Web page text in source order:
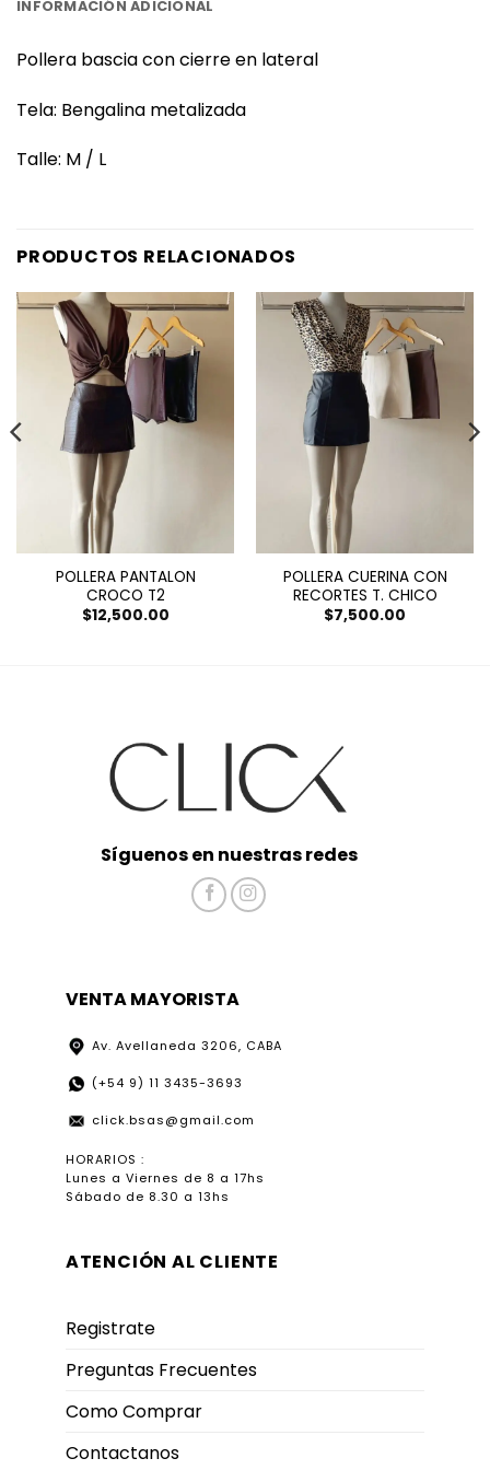
INFORMACIÓN ADICIONAL
Pollera bascia con cierre en lateral
Tela: Bengalina metalizada
Talle: M / L
PRODUCTOS RELACIONADOS
POLLERA PANTALON
CROCO T2
$12,500.00
POLLERA CUERINA CON
RECORTES T. CHICO
$7,500.00
Síguenos en nuestras redes
VENTA MAYORISTA
Av. Avellaneda 3206, CABA
(+54 9) 11 3435-3693
click.bsas@gmail.com
HORARIOS :
Lunes a Viernes de 8 a 17hs
Sábado de 8.30 a 13hs
ATENCIÓN AL CLIENTE
Registrate
Preguntas Frecuentes
Como Comprar
Contactanos